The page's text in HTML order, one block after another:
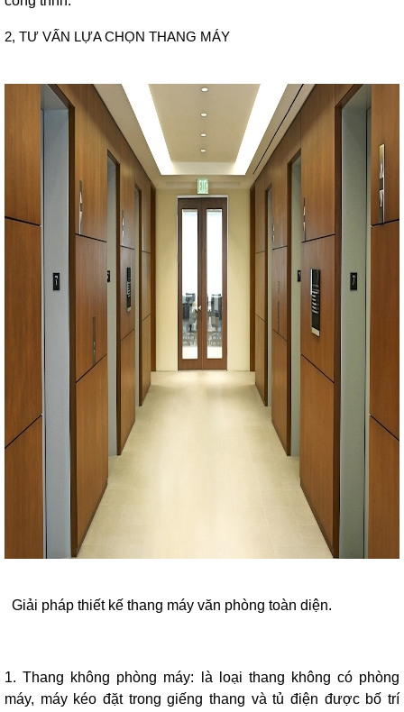
2, TƯ VẤN LỰA CHỌN THANG MÁY
Giải pháp thiết kế thang máy văn phòng toàn diện.
1. Thang không phòng máy: là loại thang không có phòng
máy, máy kéo đặt trong giếng thang và tủ điện được bố trí